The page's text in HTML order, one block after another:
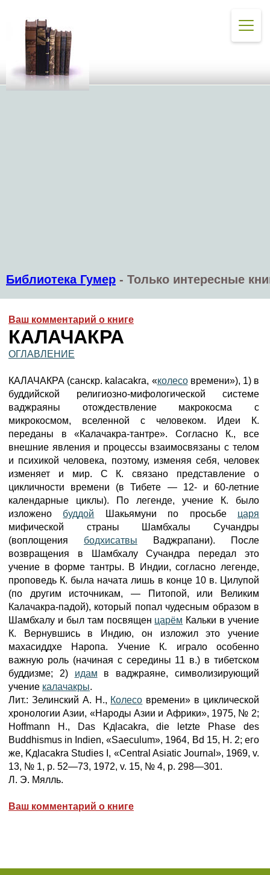
Библиотека Гумер - Только интересные
Ваш комментарий о книге
КАЛАЧАКРА
ОГЛАВЛЕНИЕ
КАЛАЧАКРА (санскр. kalacakra, «колесовремени»), 1) в
буддийской религиозно-мифологической системе
ваджраяны отождествление макрокосма с
микрокосмом, вселенной с человеком. Идеи К.
переданы в «Калачакра-тантре». Согласно К., все
внешние явления и процессы взаимосвязаны с телом
и психикой человека, поэтому, изменяя себя, человек
изменяет и мир. С К. связано представление о
цикличности времени (в Тибете — 12- и 60-летние
календарные циклы). По легенде, учение К. было
изложено буддой Шакьямуни по просьбе царя
мифической страны Шамбхалы Сучандры
(воплощения бодхисатвы Ваджрапани). После
возвращения в Шамбхалу Сучандра передал это
учение в форме тантры. В Индии, согласно легенде,
проповедь К. была начата лишь в конце 10 в. Цилупой
(по другим источникам, — Питопой, или Великим
Калачакра-падой), который попал чудесным образом в
Шамбхалу и был там посвящен царём Кальки в учение
К. Вернувшись в Индию, он изложил это учение
махасиддхе Наропа. Учение К. играло особенно
важную роль (начиная с середины 11 в.) в тибетском
буддизме; 2) идам в ваджраяне, символизирующий
учение калачакры.
Лит.: Зелинский А. Н., Колесо времени» в циклической
хронологии Азии, «Народы Азии и Африки», 1975, № 2;
Hoffmann H., Das Kдlacakra, die letzte Phase des
Buddhismus in Indien, «Saeculum», 1964, Bd 15, H. 2; его
же, Kдlacakra Studies I, «Central Asiatic Journal», 1969, v.
13, № 1, p. 52—73, 1972, v. 15, № 4, p. 298—301.
Л. Э. Мялль.
Ваш комментарий о книге